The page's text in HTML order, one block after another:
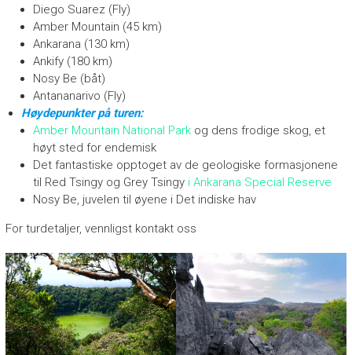
Diego Suarez (Fly)
Amber Mountain (45 km)
Ankarana (130 km)
Ankify (180 km)
Nosy Be (båt)
Antananarivo (Fly)
Høydepunkter på turen:
Amber Mountain National Parkog dens frodige skog, et
høyt sted for endemisk
Det fantastiske opptoget av de geologiske formasjonene
til Red Tsingy og Grey Tsingy i Ankarana Special Reserve
Nosy Be, juvelen til øyene i Det indiske hav
For turdetaljer, vennligst kontakt oss